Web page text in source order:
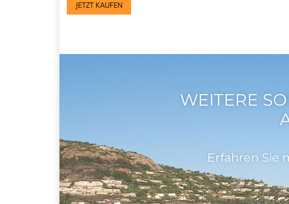
JETZT KAUFEN
WEITERE
Erfahren Sie